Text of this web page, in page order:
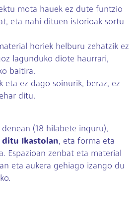
mota hauek ez dute funtzio
eta nahi dituen istorioak sortu
horiek helburu zehatzik ez
lagunduko diote haurrari,
baitira.
eta ez dago soinurik, beraz, ez
ditu.
(18 hilabete inguru),
Ikastolan, eta forma eta
Espazioan zenbat eta material
eta aukera gehiago izango du